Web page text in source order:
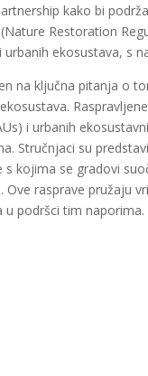
kako bi
Restoration
ekosustava, s
na ključna pitanja o
i urbanih
Stručnjaci su
kojima se gradovi
Ove rasprave pružaju
u podršci tim naporima.